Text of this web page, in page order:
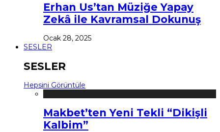
Erhan Us’tan Müziğe Yapay
Zekâ ile Kavramsal Dokunuş
Ocak 28, 2025
SESLER
SESLER
Hepsini Görüntüle
Makbet’ten Yeni Tekli “Dikişli
Kalbim”